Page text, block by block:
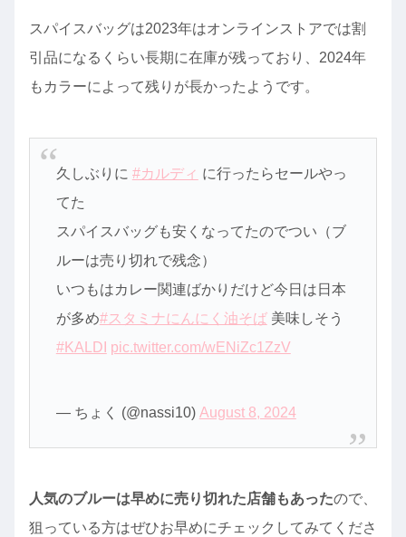
スパイスバッグは2023年はオンラインストアでは割
引品になるくらい長期に在庫が残っており、2024年
もカラーによって残りが長かったようです。
久しぶりに #カルディ に行ったらセールやっ
てた
スパイスバッグも安くなってたのでつい（ブ
ルーは売り切れで残念）
いつもはカレー関連ばかりだけど今日は日本
が多め#スタミナにんにく油そば美味しそう
#KALDI pic.twitter.com/wENiZc1ZzV
— ちょく (@nassi10) August 8, 2024
人気のブルーは早めに売り切れた店舗もあったので、
狙っている方はぜひお早めにチェックしてみてくださ